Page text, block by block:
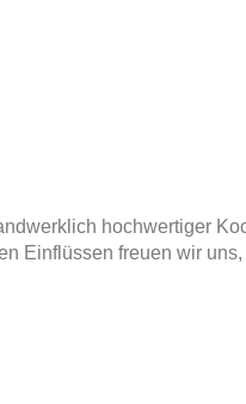
hochwertiger
Einflüssen freuen wir